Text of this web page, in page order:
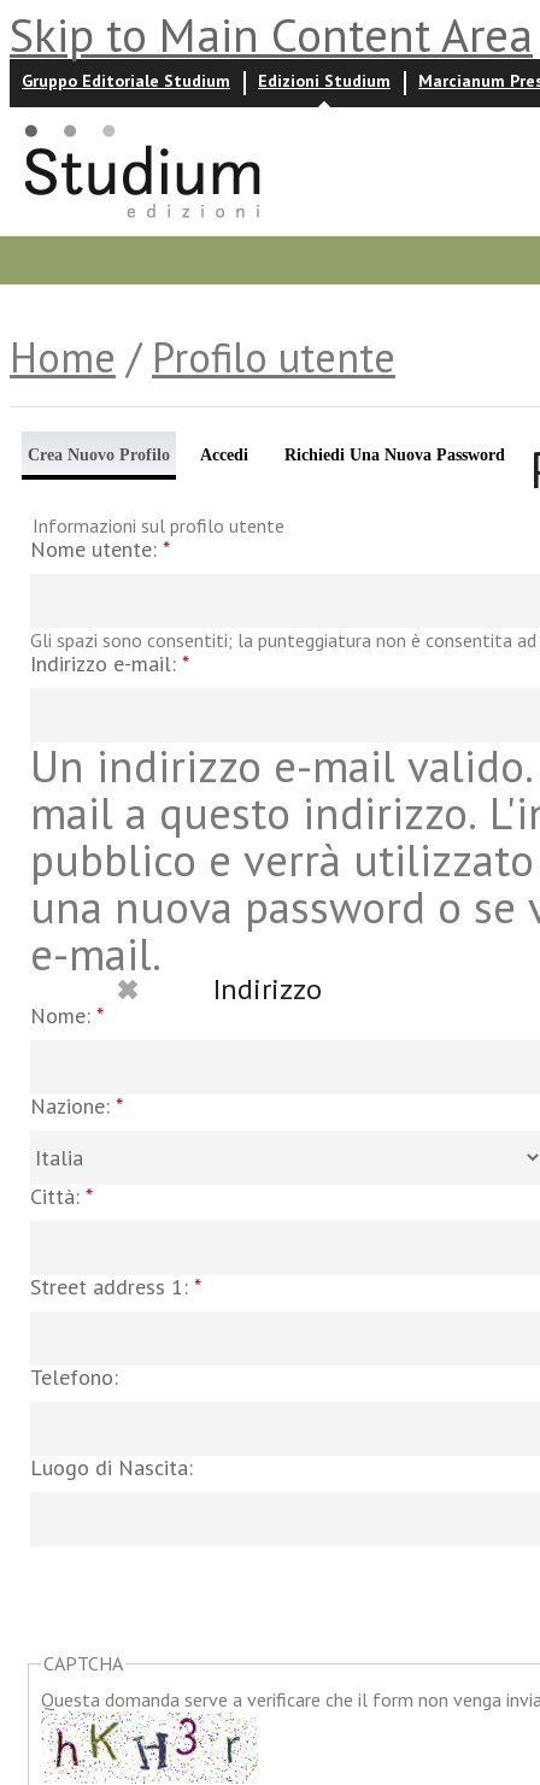
Skip to Main Content Area
Gruppo Editoriale Studium Edizioni Studium Marcianum
Home / Profilo utente
Crea Nuovo Profilo Accedi Richiedi Una Nuova Password
Informazioni sul profilo utente
Nome utente: *
Gli spazi sono consentiti; la punteggiatura non è consentita
Indirizzo e-mail: *
Un indirizzo e-mail
mail a questo indirizzo.
pubblico e verrà
una nuova password o
e-mail.
Indirizzo
Nome: *
Nazione: *
Città: *
Street address 1: *
Telefono:
Luogo di Nascita:
CAPTCHA
Questa domanda serve a verificare che il form non venga